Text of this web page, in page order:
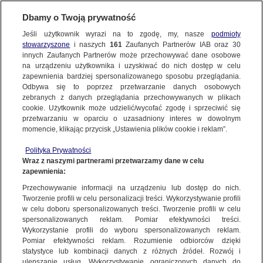
45 przestępstw i wykroczeń. Szef
Państwowej Komisji Wyborczej
podsumował wybory
9 CZERWCA 2024 23:16
Wybory do Parlamentu Europejskiego przebiegły
w bardzo spokojnej atmosferze, bez większych
incydentów - tak Państwowa Komisja Wyborcza
podsumowała niedzielne głosowanie. Politycy w
Polsce i Europie zabierają głos po ogłoszeniu
sondażowych wyników. Najwięcej głosów zdobyła
Koalicja Obywatelska, za nią Prawo i
NAJNOWSZE
FAKTY
TVN24 GO
POLSKA
ŚWIAT
miasta:
WARSZAWA
Dzień dobry!
Jedno konto do wszystkich usług
Dbamy o Twoją prywatność
Jeśli użytkownik wyrazi na to zgodę, my, nasze podmioty
stowarzyszone i naszych 161Zaufanych Partnerów IAB oraz 30
innych Zaufanych Partnerów może przechowywać dane osobowe
na urządzeniu użytkownika i uzyskiwać do nich dostęp w celu
zapewnienia bardziej spersonalizowanego sposobu przeglądania.
Odbywa się to poprzez przetwarzanie danych osobowych
zebranych z danych przeglądania przechowywanych w plikach
cookie. Użytkownik może udzielić/wycofać zgodę i sprzeciwić się
przetwarzaniu w oparciu o uzasadniony interes w dowolnym
momencie, klikając przycisk „Ustawienia plików cookie i reklam”.
Polityka Prywatności
Wraz z naszymi partnerami przetwarzamy dane w celu
zapewnienia:
Przechowywanie informacji na urządzeniu lub dostęp do nich.
Tworzenie profili w celu personalizacji treści. Wykorzystywanie profili
w celu doboru spersonalizowanych treści. Tworzenie profili w celu
spersonalizowanych reklam. Pomiar efektywności treści.
Wykorzystanie profili do wyboru spersonalizowanych reklam.
Pomiar efektywności reklam. Rozumienie odbiorców dzięki
statystyce lub kombinacji danych z różnych źródeł. Rozwój i